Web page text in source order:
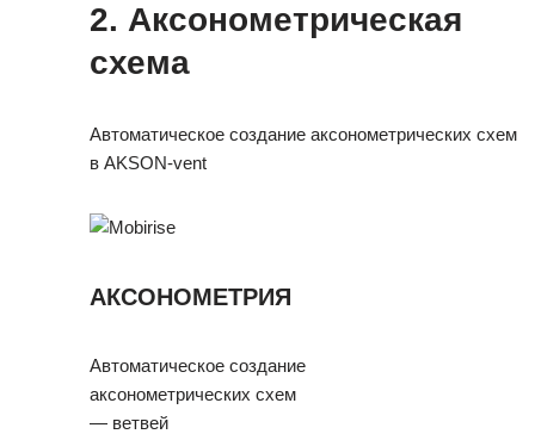
2. Аксонометрическая
схема
Автоматическое создание аксонометрических схем
в AKSON-vent
АКСОНОМЕТРИЯ
Автоматическое создание
аксонометрических схем
— ветвей